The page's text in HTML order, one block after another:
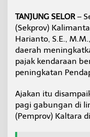
TANJUNG SELOR –
(Sekprov)
Harianto, S.E.,
daerah
pajak kendaraan
peningkatan
Ajakan itu
pagi gabungan di
(Pemprov) Kaltara